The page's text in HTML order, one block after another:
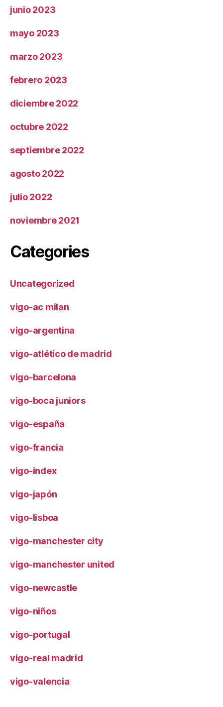
junio 2023
mayo 2023
marzo 2023
febrero 2023
diciembre 2022
octubre 2022
septiembre 2022
agosto 2022
julio 2022
noviembre 2021
Categories
Uncategorized
vigo-ac milan
vigo-argentina
vigo-atlético de madrid
vigo-barcelona
vigo-boca juniors
vigo-españa
vigo-francia
vigo-index
vigo-japón
vigo-lisboa
vigo-manchester city
vigo-manchester united
vigo-newcastle
vigo-niños
vigo-portugal
vigo-real madrid
vigo-valencia